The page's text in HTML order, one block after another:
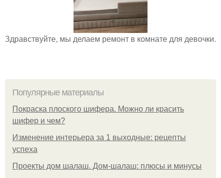
Здравствуйте, мы делаем ремонт в комнате для девочки.
Популярные материалы
Покраска плоского шифера. Можно ли красить
шифер и чем?
Изменение интерьера за 1 выходные: рецепты
успеха
Проекты дом шалаш. Дом-шалаш: плюсы и минусы